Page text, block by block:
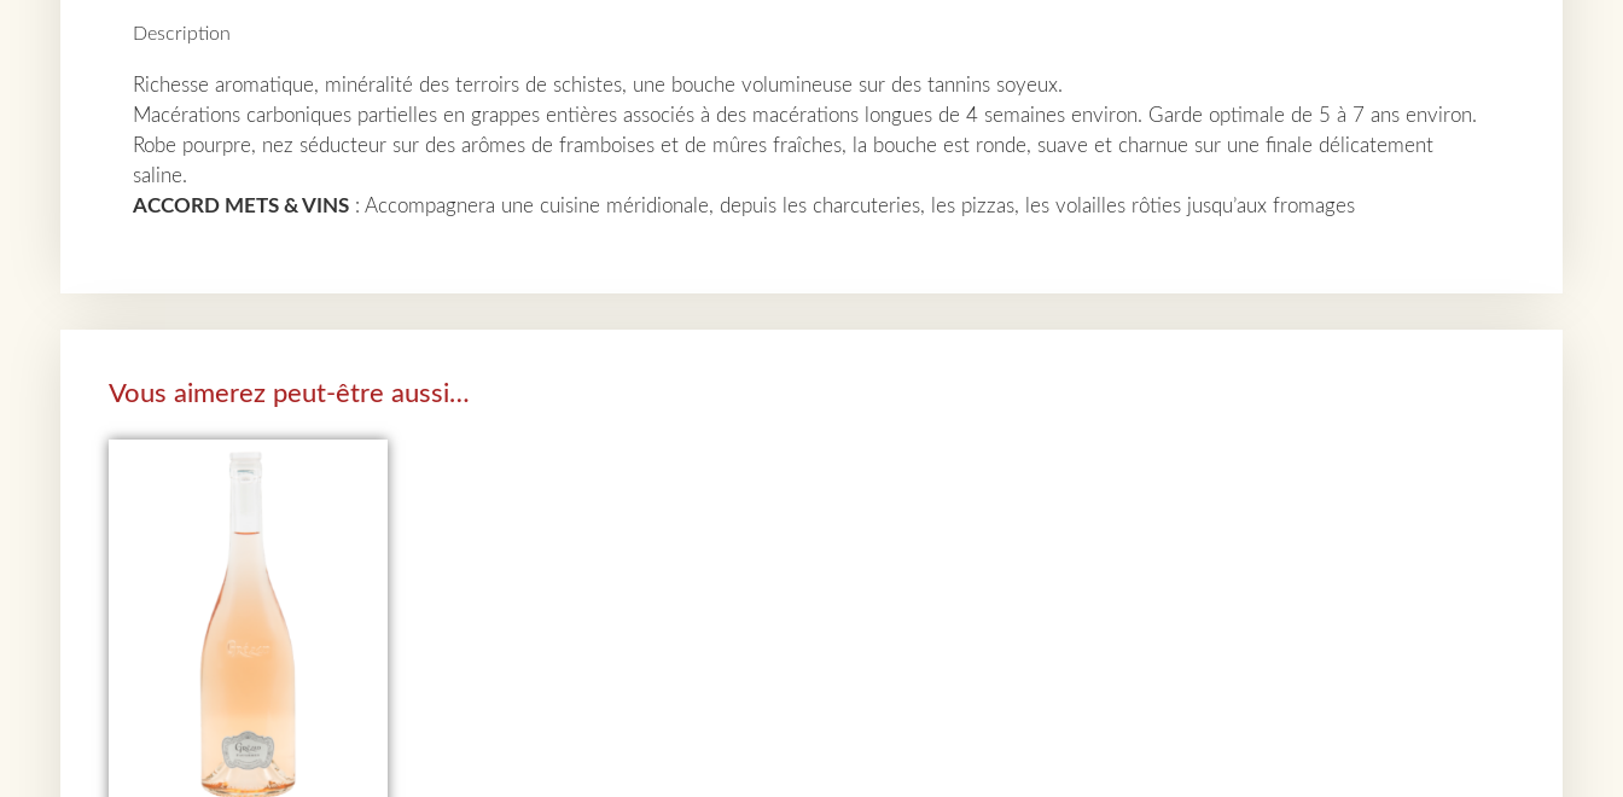
Description
Richesse aromatique, minéralité des terroirs de schistes, une bouche volumineuse sur des tannins soyeux.
Macérations carboniques partielles en grappes entières associés à des macérations longues de 4 semaines environ. Garde optimale de 5 à 7 ans environ.
Robe pourpre, nez séducteur sur des arômes de framboises et de mûres fraîches, la bouche est ronde, suave et charnue sur une finale délicatement
saline.
ACCORD METS & VINS : Accompagnera une cuisine méridionale, depuis les charcuteries, les pizzas, les volailles rôties jusqu’aux fromages
Vous aimerez peut-être aussi…